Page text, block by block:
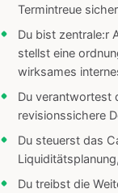
Termintreue
Du bist zentrale:r
stellst eine
wirksames
Du verantwortest
revisionssichere
Du steuerst das
Du treibst die